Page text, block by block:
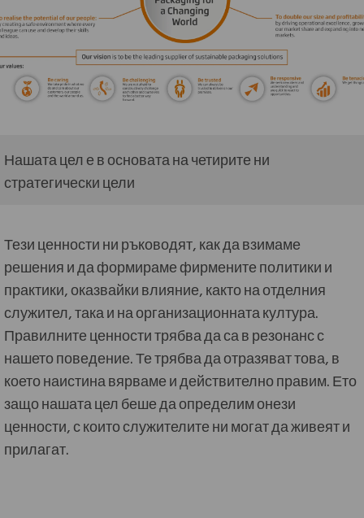
Нашата цел е в основата на четирите ни
стратегически цели
Тези ценности ни ръководят, как да взимаме
решения и да формираме фирмените политики и
практики, оказвайки влияние, както на отделния
служител, така и на организационната култура.
Правилните ценности трябва да са в резонанс с
нашето поведение. Те трябва да отразяват това, в
което наистина вярваме и действително правим. Ето
защо нашата цел беше да определим онези
ценности, с които служителите ни могат да живеят и
прилагат.